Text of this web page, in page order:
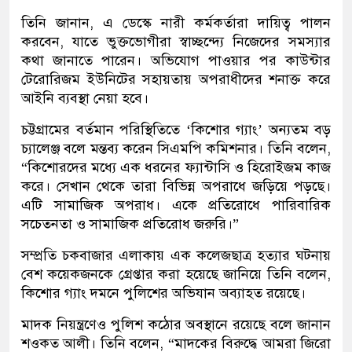
তিনি জানান, এ ডেস্কে নারী কর্মকর্তারা দায়িত্ব পালন
করবেন, যাতে ভুক্তভোগীরা স্বাচ্ছন্দ্যে নিজেদের সমস্যার
কথা জানাতে পারেন। অভিযোগ পাওয়ার পর কাউন্টার
টেরোরিজম ইউনিটের সহায়তায় অপরাধীদের শনাক্ত করে
আইনি ব্যবস্থা নেয়া হবে।
চট্টগ্রামের বর্তমান পরিস্থিতিতে ‘কিশোর গ্যাং’ অন্যতম বড়
চ্যালেঞ্জ বলে মন্তব্য করেন সিএমপি কমিশনার। তিনি বলেন,
“কিশোরদের মধ্যে এক ধরনের ফ্যান্টাসি ও হিরোইজম কাজ
করে। সেখান থেকে তারা বিভিন্ন অপরাধে জড়িয়ে পড়ছে।
এটি সামাজিক অপরাধ। একে প্রতিরোধে পারিবারিক
সচেতনতা ও সামাজিক প্রতিরোধ জরুরি।”
সম্প্রতি চকবাজার এলাকায় এক কলেজছাত্র হত্যার ঘটনায়
বেশ কয়েকজনকে গ্রেপ্তার করা হয়েছে জানিয়ে তিনি বলেন,
কিশোর গ্যাং দমনে পুলিশের অভিযান অব্যাহত রয়েছে।
মাদক নিয়ন্ত্রণেও পুলিশ কঠোর অবস্থানে রয়েছে বলে জানান
শওকত আলী। তিনি বলেন, “মাদকের বিরুদ্ধে আমরা জিরো